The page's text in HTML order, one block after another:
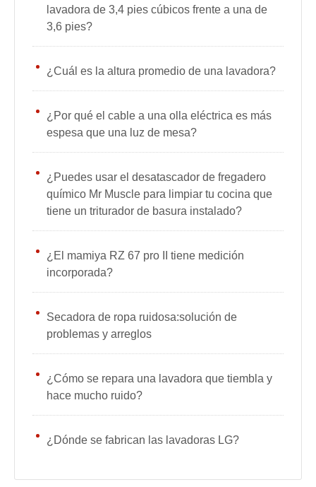
lavadora de 3,4 pies cúbicos frente a una de
3,6 pies?
¿Cuál es la altura promedio de una lavadora?
¿Por qué el cable a una olla eléctrica es más
espesa que una luz de mesa?
¿Puedes usar el desatascador de fregadero
químico Mr Muscle para limpiar tu cocina que
tiene un triturador de basura instalado?
¿El mamiya RZ 67 pro II tiene medición
incorporada?
Secadora de ropa ruidosa:solución de
problemas y arreglos
¿Cómo se repara una lavadora que tiembla y
hace mucho ruido?
¿Dónde se fabrican las lavadoras LG?